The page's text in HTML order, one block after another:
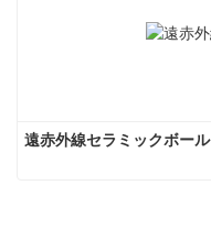
遠赤外線セラミックボール